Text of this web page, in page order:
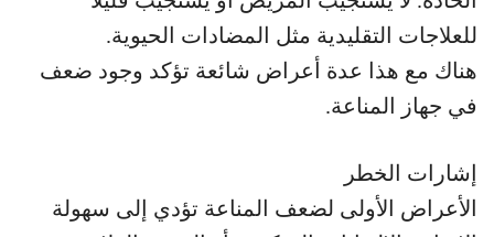
للعلاجات التقليدية مثل المضادات الحيوية.
هناك مع هذا عدة أعراض شائعة تؤكد وجود ضعف
في جهاز المناعة.
إشارات الخطر
الأعراض الأولى لضعف المناعة تؤدي إلى سهولة